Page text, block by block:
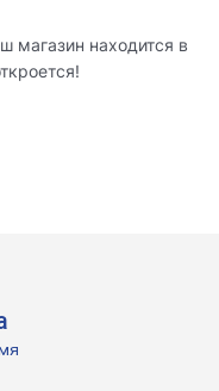
магазин находится в